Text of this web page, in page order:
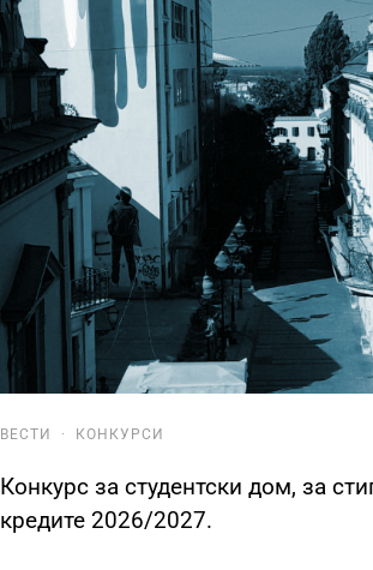
ВЕСТИ · КОНКУРСИ
Конкурс за студентски дом, за
кредите 2026/2027.